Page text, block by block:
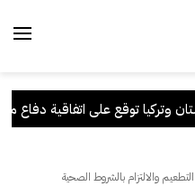
توقع على اتفاقية دفاع مشترك
والالتزام بالشروط الصحية